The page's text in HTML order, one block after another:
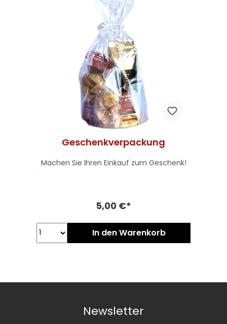
Geschenkverpackung
Machen Sie Ihren Einkauf zum Geschenk!
5,00 €*
In den Warenkorb
Newsletter